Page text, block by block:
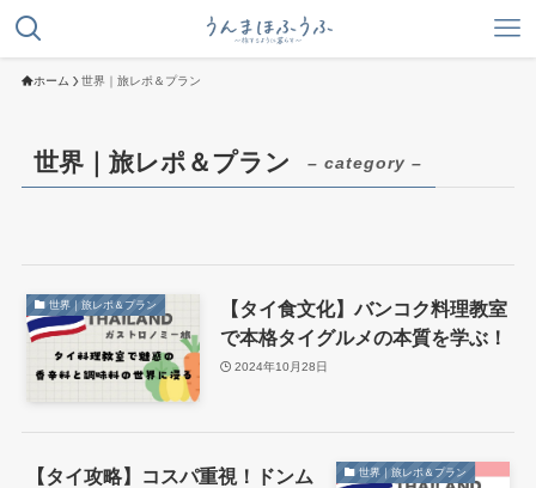
ホーム 世界｜旅レポ＆プラン
世界｜旅レポ＆プラン – category –
世界｜旅レポ＆プラン
【タイ食文化】バンコク料理教室
で本格タイグルメの本質を学ぶ！
2024年10月28日
世界｜旅レポ＆プラン
【タイ攻略】コスパ重視！ドンム